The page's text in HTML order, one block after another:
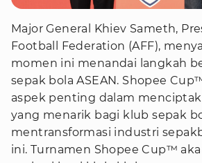
Major General Khiev Sameth,
Football Federation (AFF),
momen ini menandai langkah
sepak bola ASEAN. Shopee
aspek penting dalam
yang menarik bagi klub sepak
mentransformasi industri
ini. Turnamen Shopee Cup™